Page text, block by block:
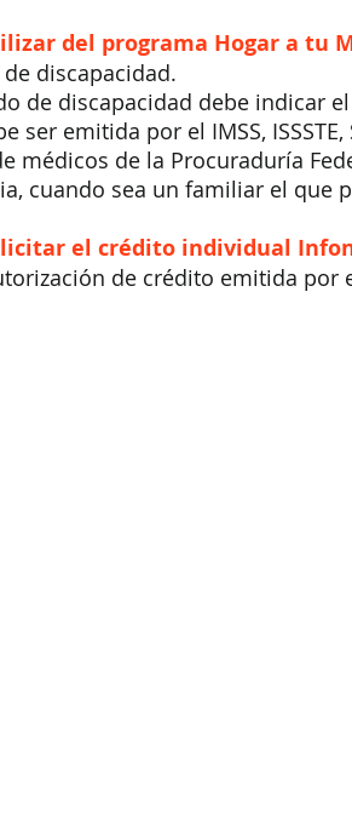
del programa Hogar a tu
discapacidad.
de discapacidad debe indicar
ser emitida por el IMSS,
médicos de la Procuraduría
cuando sea un familiar el que
el crédito individual
de crédito emitida por